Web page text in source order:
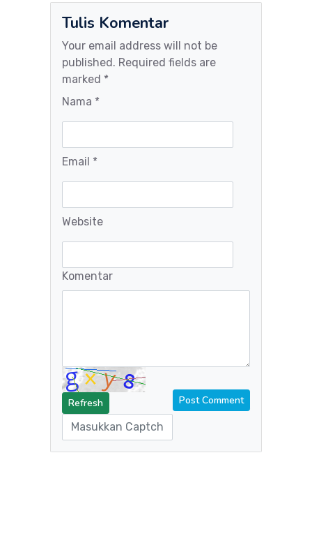
Tulis Komentar
Your email address will not be
published. Required fields are
marked *
Nama *
Email *
Website
Komentar
Refresh